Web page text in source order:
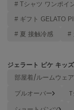
ニューバランス
ネズ
ナイキ
# Tシャツ ワンポイ
# ギフト GELATO
# 夏 接触冷感 #
ジェラート ピケ キッ
部屋着/ルームウェア
プルオーバー